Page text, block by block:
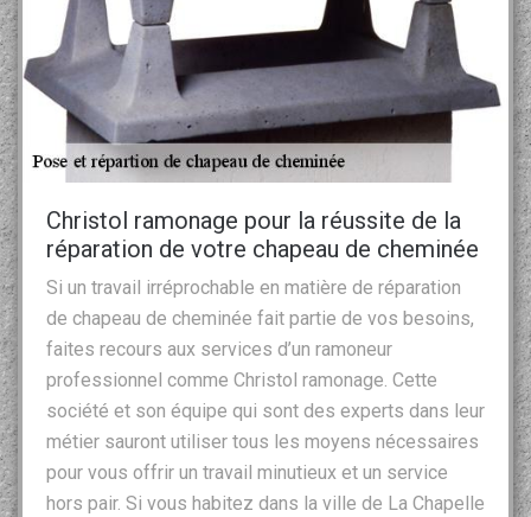
Christol ramonage pour la réussite de la
réparation de votre chapeau de cheminée
Si un travail irréprochable en matière de réparation
de chapeau de cheminée fait partie de vos besoins,
faites recours aux services d’un ramoneur
professionnel comme Christol ramonage. Cette
société et son équipe qui sont des experts dans leur
métier sauront utiliser tous les moyens nécessaires
pour vous offrir un travail minutieux et un service
hors pair. Si vous habitez dans la ville de La Chapelle